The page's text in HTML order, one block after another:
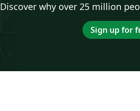
Discover why over 25 million
Sign up for